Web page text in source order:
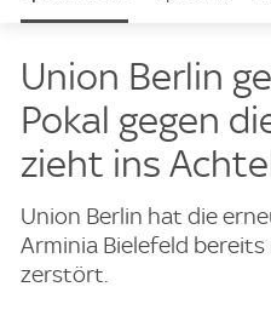
Union Berlin
Pokal gegen
zieht ins
Union Berlin hat die
Arminia Bielefeld
zerstört.